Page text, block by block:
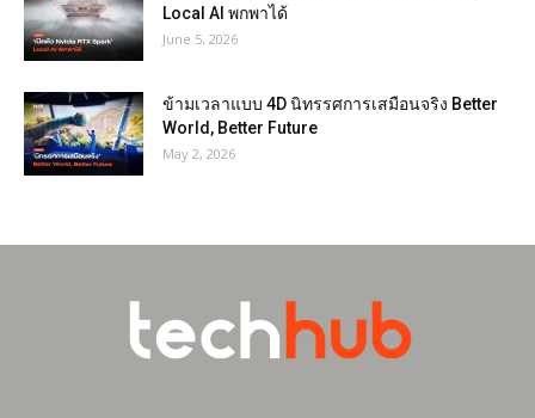
Local AI พกพาได้
June 5, 2026
ข้ามเวลาแบบ 4D นิทรรศการเสมือนจริง Better
World, Better Future
May 2, 2026